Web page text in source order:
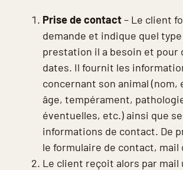
Prise de contact– Le client
demande et indique quel
prestation il a besoin et pour
dates. Il fournit les
concernant son animal (nom,
âge, tempérament,
éventuelles, etc.) ainsi que
informations de contact. De
le formulaire de contact, mail
Le client reçoit alors par mail